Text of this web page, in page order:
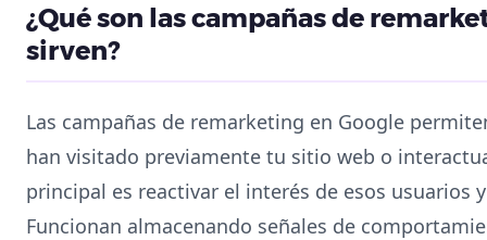
¿Qué son las campañas de
sirven?
Las campañas de remarketing en Google
han visitado previamente tu sitio web o
principal es reactivar el interés de esos usuarios
Funcionan almacenando señales de